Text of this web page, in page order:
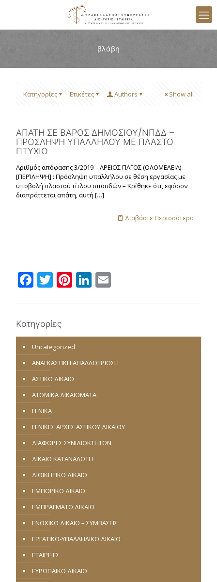
βλάβη
Κατηγορίες Ετικέτες Authors Show all
ΑΠΑΤΗ ΣΕ ΒΑΡΟΣ ΔΗΜΟΣΙΟΥ/ΝΠΔΔ –
ΠΡΟΣΛΗΨΗ ΥΠΑΛΛΗΛΟΥ ΜΕ ΠΛΑΣΤΟ
ΠΤΥΧΙΟ
Αριθμός απόφασης 3/2019 – ΑΡΕΙΟΣ ΠΑΓΟΣ (ΟΛΟΜΕΛΕΙΑ)
[ΠΕΡΊΛΗΨΗ] : Πρόσληψη υπαλλήλου σε θέση εργασίας με
υποβολή πλαστού τίτλου σπουδών – Κρίθηκε ότι, εφόσον
διαπράττεται απάτη, αυτή […]
Διαβάστε Περισσότερα
Facebook
Twitter
Pinterest
LinkedIn
Κατηγορίες
Uncategorized
ΑΝΑΓΚΑΣΤΙΚΗ ΑΠΑΛΛΟΤΡΙΩΣΗ
ΑΣΤΙΚΟ ΔΙΚΑΙΟ
ΑΤΟΜΙΚΑ ΔΙΚΑΙΩΜΑΤΑ
ΓΕΝΙΚΑ
ΓΕΝΙΚΕΣ ΑΡΧΕΣ ΑΣΤΙΚΟΥ ΔΙΚΑΙΟΥ
ΔΙΑΦΟΡΕΣ ΣΥΝΙΔΙΟΚΤΗΤΩΝ
ΔΙΚΑΙΟ ΚΑΤΑΝΑΛΩΤΗ
ΔΙΟΙΚΗΤΙΚΟ ΔΙΚΑΙΟ
ΕΜΠΟΡΙΚΟ ΔΙΚΑΙΟ
ΕΜΠΡΑΓΜΑΤΟ ΔΙΚΑΙΟ
ΕΝΟΧΙΚΟ ΔΙΚΑΙΟ – ΣΥΜΒΑΣΕΙΣ
ΕΡΓΑΤΙΚΟ-ΥΠΑΛΛΗΛΙΚΟ ΔΙΚΑΙΟ
ΕΤΑΙΡΕΙΕΣ
ΕΥΡΩΠΑΪΚΟ ΔΙΚΑΙΟ